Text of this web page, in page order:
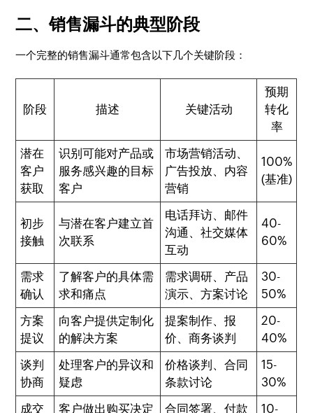
二、销售漏斗的典型阶段
一个完整的销售漏斗通常包含以下几个关键阶段：
阶段 描述 关键活动
预期
转化
率
潜在
客户
获取
识别可能对产品或
服务感兴趣的目标
客户
市场营销活动、
广告投放、内容
营销
100%
(基准)
初步
接触
与潜在客户建立首
次联系
电话拜访、邮件
沟通、社交媒体
互动
40-
60%
需求
确认
了解客户的具体需
求和痛点
需求调研、产品
演示、方案讨论
30-
50%
方案
提议
向客户提供定制化
的解决方案
提案制作、报
价、商务谈判
20-
40%
谈判
协商
处理客户的异议和
疑虑
价格谈判、合同
条款讨论
15-
30%
成交
客户做出购买决定
合同签署、付款
10-